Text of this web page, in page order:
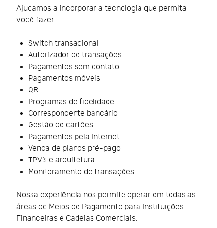
Ajudamos a incorporar a tecnologia que permita
você fazer:
Switch transacional
Autorizador de transações
Pagamentos sem contato
Pagamentos móveis
QR
Programas de fidelidade
Correspondente bancário
Gestão de cartões
Pagamentos pela Internet
Venda de planos pré-pago
TPV’s e arquitetura
Monitoramento de transações
Nossa experiência nos permite operar em todas as
áreas de Meios de Pagamento para Instituições
Financeiras e Cadeias Comerciais.